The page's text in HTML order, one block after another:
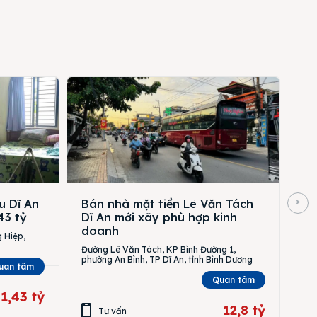
Dĩ An
tỷ
Hiệp,
tâm
1,43 tỷ
Bán nhà mặt tiền Lê Văn Tách
Dĩ An mới xây phù hợp kinh
doanh
Đường Lê Văn Tách, KP Bình Đường 1,
phường An Bình, TP Dĩ An, tỉnh Bình Dương
Quan tâm
Tư vấn 12,8 tỷ